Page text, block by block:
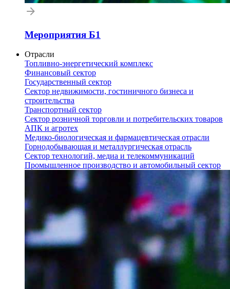
Мероприятия Б1
Отрасли
Топливно-энергетический комплекс
Финансовый сектор
Государственный сектор
Сектор недвижимости, гостиничного бизнеса и
строительства
Транспортный сектор
Сектор розничной торговли и потребительских товаров
АПК и агротех
Медико-биологическая и фармацевтическая отрасли
Горнодобывающая и металлургическая отрасль
Сектор технологий, медиа и телекоммуникаций
Промышленное производство и автомобильный сектор